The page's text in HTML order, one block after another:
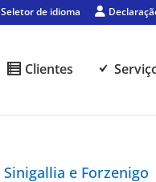
Seletor de idioma
Clientes